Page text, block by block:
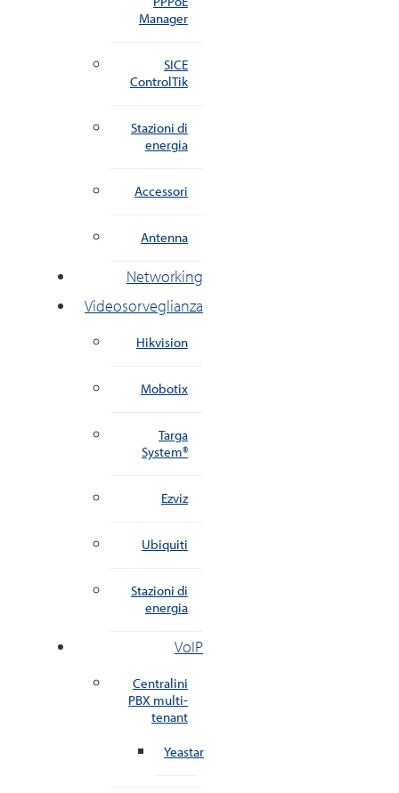
Manager
SICE
ControlTik
Stazioni di
energia
Accessori
Antenna
Networking
Videosorveglianza
Hikvision
Mobotix
Targa
System®
Ezviz
Ubiquiti
Stazioni di
energia
VoIP
Centralini
PBX multi-
tenant
Yeastar